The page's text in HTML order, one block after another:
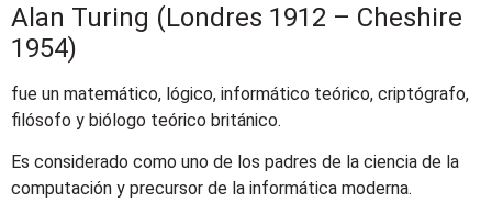
Alan Turing (Londres 1912 – Cheshire
1954)
fue un matemático, lógico, informático teórico, criptógrafo,
filósofo y biólogo teórico británico.
Es considerado como uno de los padres de la ciencia de la
computación y precursor de la informática moderna.